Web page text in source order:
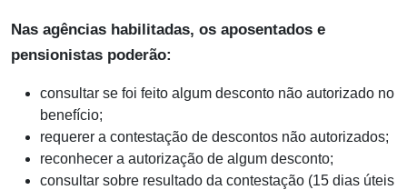
Nas agências habilitadas, os aposentados e
pensionistas poderão:
consultar se foi feito algum desconto não autorizado no
benefício;
requerer a contestação de descontos não autorizados;
reconhecer a autorização de algum desconto;
consultar sobre resultado da contestação (15 dias úteis